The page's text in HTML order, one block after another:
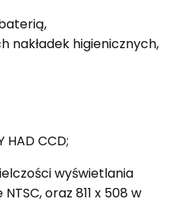
nakładek higienicznych,
CCD;
wyświetlania
oraz 811 x 508 w